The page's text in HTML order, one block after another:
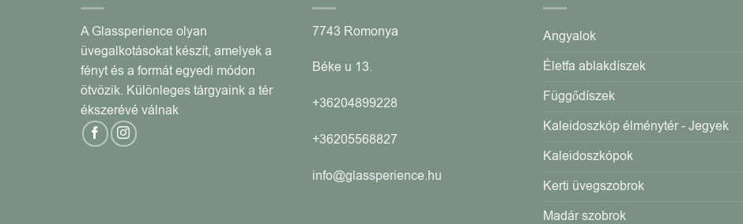
A Glassperience olyan
üvegalkotásokat készít, amelyek a
fényt és a formát egyedi módon
ötvözik. Különleges tárgyaink a tér
ékszerévé válnak
7743 Romonya
Béke u 13.
+36204899228
+36205568827
info@glassperience.hu
Angyalok
Életfa ablakdíszek
Függődíszek
Kaleidoszkóp élménytér - Jegyek
Kaleidoszkópok
Kerti üvegszobrok
Madár szobrok